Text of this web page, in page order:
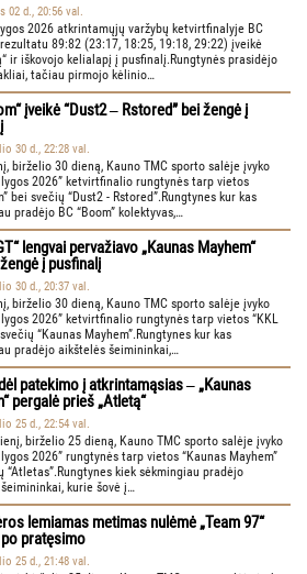
02 d., 20:56 val.
2026 atkrintamųjų varžybų ketvirtfinalyje BC
89:82 (23:17, 18:25, 19:18, 29:22) įveikė
ir iškovojo kelialapį į pusfinalį.Rungtynės prasidėjo
tačiau pirmojo kėlinio…
įveikė “Dust2 ‒ Rstored” bei žengė į
30 d., 22:28 val.
birželio 30 dieną, Kauno TMC sporto salėje įvyko
lygos 2026” ketvirtfinalio rungtynės tarp vietos
bei svečių “Dust2 - Rstored”.Rungtynes kur kas
pradėjo BC “Boom” kolektyvas,…
lengvai pervažiavo „Kaunas Mayhem“
į pusfinalį
30 d., 20:37 val.
birželio 30 dieną, Kauno TMC sporto salėje įvyko
lygos 2026” ketvirtfinalio rungtynės tarp vietos “KKL
svečių “Kaunas Mayhem”.Rungtynes kur kas
pradėjo aikštelės šeimininkai,…
patekimo į atkrintamąsias ‒ „Kaunas
pergalė prieš „Atletą“
25 d., 22:54 val.
birželio 25 dieną, Kauno TMC sporto salėje įvyko
2026” rungtynės tarp vietos “Kaunas Mayhem”
“Atletas”.Rungtynes kiek sėkmingiau pradėjo
kurie šovė į…
lemiamas metimas nulėmė „Team 97“
pratęsimo
25 d., 21:48 val.